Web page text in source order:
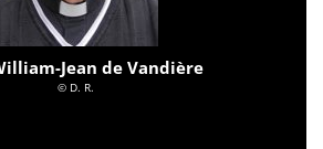
Jean de Vandière
© D. R.